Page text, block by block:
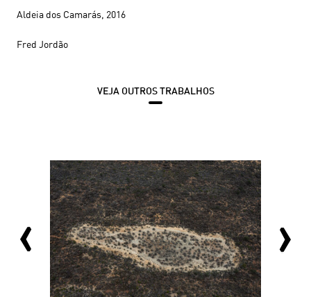
Aldeia dos Camarás, 2016
Fred Jordão
VEJA OUTROS TRABALHOS